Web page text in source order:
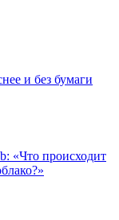
и без бумаги
«Что происходит